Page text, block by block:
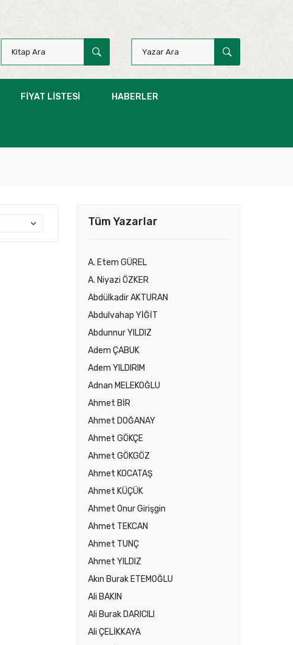
FIYAT LISTESI HABERLER
Tüm Yazarlar
A. Etem GÜREL
A. Niyazi ÖZKER
Abdülkadir AKTURAN
Abdulvahap YİĞİT
Abdunnur YILDIZ
Adem ÇABUK
Adem YILDIRIM
Adnan MELEKOĞLU
Ahmet BİR
Ahmet DOĞANAY
Ahmet GÖKÇE
Ahmet GÖKGÖZ
Ahmet KOCATAŞ
Ahmet KÜÇÜK
Ahmet Onur Girişgin
Ahmet TEKCAN
Ahmet TUNÇ
Ahmet YILDIZ
Akın Burak ETEMOĞLU
Ali BAKIN
Ali Burak DARICILI
Ali ÇELİKKAYA